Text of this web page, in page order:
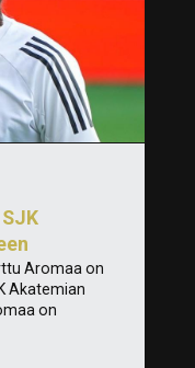
Aromaa on
Akatemian
on